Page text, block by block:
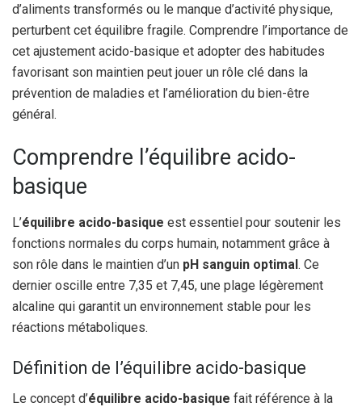
d’aliments transformés ou le manque d’activité physique,
perturbent cet équilibre fragile. Comprendre l’importance de
cet ajustement acido-basique et adopter des habitudes
favorisant son maintien peut jouer un rôle clé dans la
prévention de maladies et l’amélioration du bien-être
général.
Comprendre l’équilibre acido-
basique
L’équilibre acido-basique est essentiel pour soutenir les
fonctions normales du corps humain, notamment grâce à
son rôle dans le maintien d’un pH sanguin optimal. Ce
dernier oscille entre 7,35 et 7,45, une plage légèrement
alcaline qui garantit un environnement stable pour les
réactions métaboliques.
Définition de l’équilibre acido-basique
Le concept d’équilibre acido-basique fait référence à la